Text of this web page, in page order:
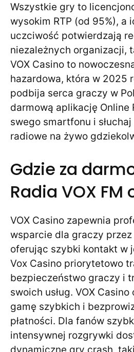
Wszystkie gry to
wysokim RTP (od 95%), a
uczciwość potwierdzają
niezależnych organizacji,
VOX Casino to
hazardowa, która w 2025
podbija serca graczy w
darmową aplikację Online
swego smartfonu i
radiowe na żywo
Gdzie za
Radia VOX FM
VOX Casino zapewnia
wsparcie dla graczy przez
oferując szybki kontakt w
Vox Casino priorytetowo
bezpieczeństwo graczy i
swoich usług. VOX
gamę szybkich i
płatności. Dla fanów
intensywnej rozgrywki